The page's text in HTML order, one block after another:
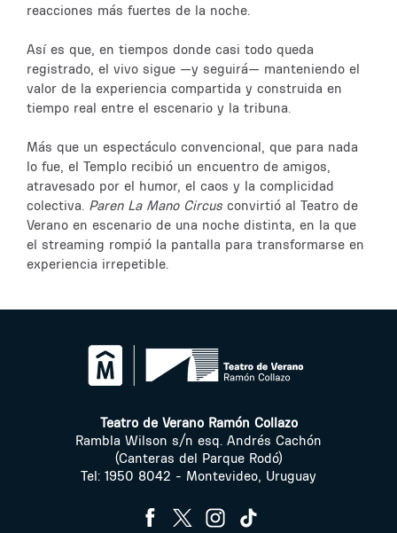
reacciones más fuertes de la noche.
Así es que, en tiempos donde casi todo queda
registrado, el vivo sigue —y seguirá— manteniendo el
valor de la experiencia compartida y construida en
tiempo real entre el escenario y la tribuna.
Más que un espectáculo convencional, que para nada
lo fue, el Templo recibió un encuentro de amigos,
atravesado por el humor, el caos y la complicidad
colectiva. Paren La Mano Circus convirtió al Teatro de
Verano en escenario de una noche distinta, en la que
el streaming rompió la pantalla para transformarse en
experiencia irrepetible.
Teatro de Verano Ramón Collazo
Rambla Wilson s/n esq. Andrés Cachón
(Canteras del Parque Rodó)
Tel: 1950 8042 - Montevideo, Uruguay